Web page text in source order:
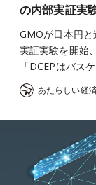
の内部実証実
GMOが日本円
実証実験を開始
「DCEPはバス